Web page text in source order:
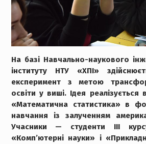
На базі Навчально-наукового
інституту НТУ «ХПІ»
експеримент з метою
освіти у виші. Ідея
«Математична статистика» в
навчання із залученням
Учасники — студенти III курсу
«Комп’ютерні науки» і